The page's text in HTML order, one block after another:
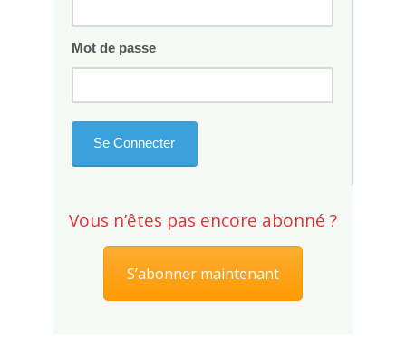
Mot de passe
Vous n’êtes pas encore abonné ?
S’abonner maintenant